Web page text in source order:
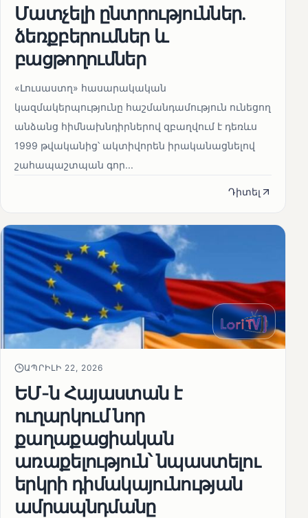
Մատչելի ընտրություններ.
ձեռքբերումներ և
բացթողումներ
«Լուսաստղ» հասարակական
կազմակերպությունը հաշմանդամություն ունեցող
անձանց հիմնախնդիրներով զբաղվում է դեռևս
1999 թվականից՝ ակտիվորեն իրականացնելով
շահապաշտպան գոր...
Դիտել
ԱՊՐԻԼԻ 22, 2026
ԵՄ-ն Հայաստան է
ուղարկում նոր
քաղաքացիական
առաքելություն՝ նպաստելու
երկրի դիմակայունության
ամրապնդմանը